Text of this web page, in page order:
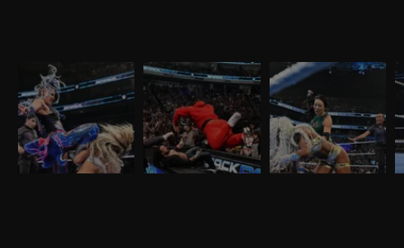
WWE SmackDown 27
marzo 2026: Tiffany
sfida Giulia
Nella puntata di
SmackDown del 27
marzo, visibile su
discovery+, Giulia e
Tiffany Stratton si sfidano
WWE SmackDown 20
marzo 2026: Drew e
Jacob alla resa dei
conti
Nella puntata di
SmackDown del 20
marzo, visibile su
discovery+, c'è il match
molto atteso fra Drew
WWE SmackDown 13
marzo 2026: insidia
Michin per Jade
Nella puntata di
SmackDown del 13
marzo, visibile su
discovery+, Cody Rhodes
e Randy Orton firmano il